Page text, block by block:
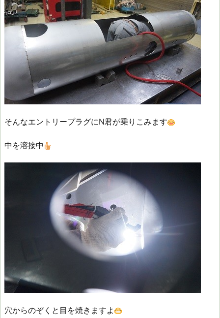
そんなエントリープラグにN君が乗りこみます
中を溶接中
穴からのぞくと目を焼きますよ